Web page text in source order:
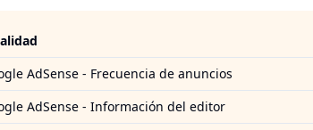
AdSense - Frecuencia de anuncios
AdSense - Información del editor